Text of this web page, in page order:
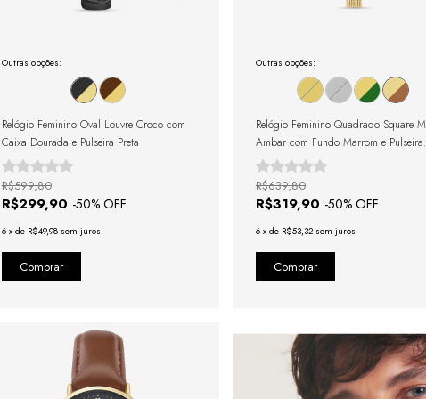
Outras opções:
Relógio Feminino Oval Louvre Croco com
Caixa Dourada e Pulseira Preta
R$299,90 -50% OFF
R$599,80
6 x de R$49,98 sem juros
Outras opções:
Relógio Feminino Quadrado Square
Ambar com Fundo Marrom e Pulseira
Dourada
R$319,90 -50% OFF
R$639,80
6 x de R$53,32 sem juros